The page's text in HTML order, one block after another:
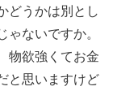
どうかは別とし
ないですか。
物欲強くてお金
と思いますけど